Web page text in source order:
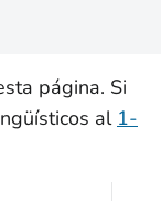
página. Si
al 1-